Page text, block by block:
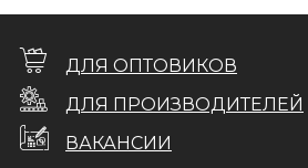
ДЛЯ ОПТОВИКОВ
ДЛЯ ПРОИЗВОДИТЕЛЕЙ
ВАКАНСИИ